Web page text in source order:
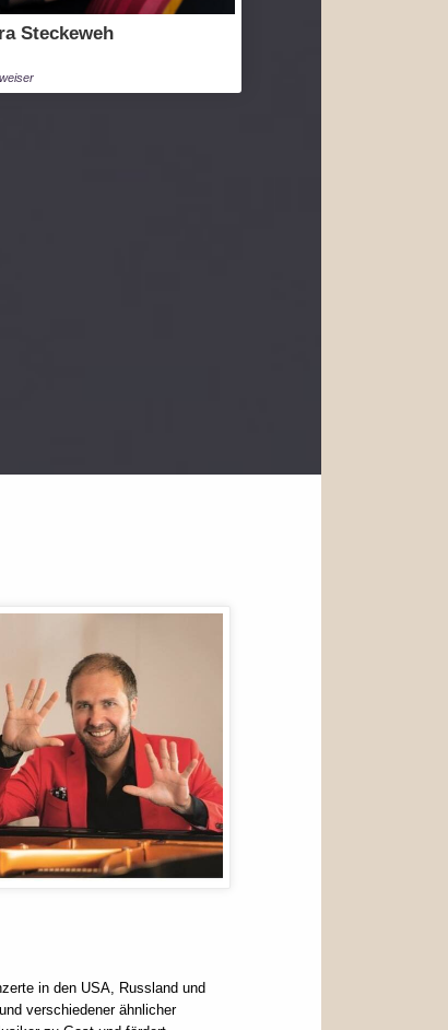
Steckeweh
in den USA, Russland und
verschiedener ähnlicher